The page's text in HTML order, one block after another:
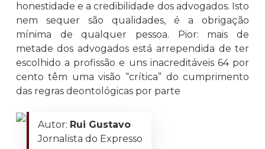
honestidade e a credibilidade dos advogados. Isto
nem sequer são qualidades, é a obrigação
mínima de qualquer pessoa. Pior: mais de
metade dos advogados está arrependida de ter
escolhido a profissão e uns inacreditáveis 64 por
cento têm uma visão “crítica” do cumprimento
das regras deontológicas por parte
Autor: Rui Gustavo
Jornalista do Expresso